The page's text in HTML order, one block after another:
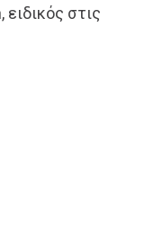
στις